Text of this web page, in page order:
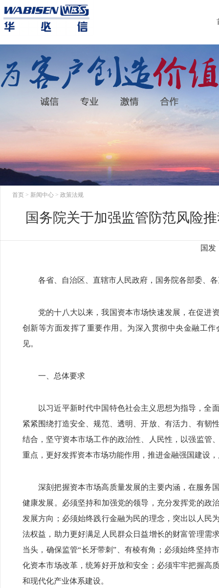
首页 > 新闻中心 > 政策法规
国务院关于加强监管防范风险
国发
各省、自治区、直辖市人民政府，国务院各部委、
党的十八大以来，我国资本市场快速发展，在促进
创新等方面发挥了重要作用。为深入贯彻中央金融工
见。
一、总体要求
以习近平新时代中国特色社会主义思想为指导，全
紧紧围绕打造安全、规范、透明、开放、有活力、有韧
结合，坚守资本市场工作的政治性、人民性，以强监管
重点，更好发挥资本市场功能作用，推进金融强国建设
深刻把握资本市场高质量发展的主要内涵，在服务
健康发展。必须坚持和加强党的领导，充分发挥党的政
发展方向；必须始终践行金融为民的理念，突出以人民
法权益，助力更好满足人民群众日益增长的财富管理需
当头，确保监管“长牙带刺”、有棱有角；必须始终坚持
化资本市场改革，统筹好开放和安全；必须牢牢把握高
和现代化产业体系建设。